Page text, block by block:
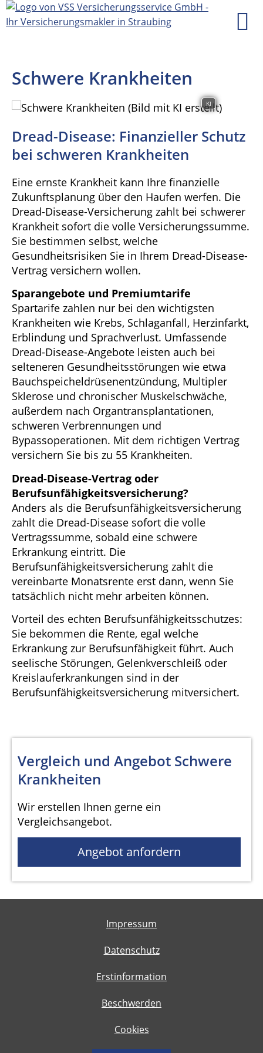
Schwere Krankheiten
KI
Dread-Disease: Finanzieller Schutz
bei schweren Krankheiten
Eine ernste Krankheit kann Ihre finanzielle
Zukunftsplanung über den Haufen werfen. Die
Dread-Disease-Versicherung zahlt bei schwerer
Krankheit sofort die volle Versicherungssumme.
Sie bestimmen selbst, welche
Gesundheitsrisiken Sie in Ihrem Dread-Disease-
Vertrag versichern wollen.
Sparangebote und Premiumtarife
Spartarife zahlen nur bei den wichtigsten
Krankheiten wie Krebs, Schlaganfall, Herzinfarkt,
Erblindung und Sprachverlust. Umfassende
Dread-Disease-Angebote leisten auch bei
selteneren Gesundheitsstörungen wie etwa
Bauchspeicheldrüsenentzündung, Multipler
Sklerose und chronischer Muskelschwäche,
außerdem nach Organtransplantationen,
schweren Verbrennungen und
Bypassoperationen. Mit dem richtigen Vertrag
versichern Sie bis zu 55 Krankheiten.
Dread-Disease-Vertrag oder
Berufsunfähigkeitsversicherung?
Anders als die Berufsunfähigkeitsversicherung
zahlt die Dread-Disease sofort die volle
Vertragssumme, sobald eine schwere
Erkrankung eintritt. Die
Berufsunfähigkeitsversicherung zahlt die
vereinbarte Monatsrente erst dann, wenn Sie
tatsächlich nicht mehr arbeiten können.
Vorteil des echten Berufsunfähigkeitsschutzes:
Sie bekommen die Rente, egal welche
Erkrankung zur Berufsunfähigkeit führt. Auch
seelische Störungen, Gelenkverschleiß oder
Kreislauferkrankungen sind in der
Berufsunfähigkeitsversicherung mitversichert.
Vergleich und Angebot Schwere
Krankheiten
Wir erstellen Ihnen gerne ein
Vergleichsangebot.
Angebot anfordern
Impressum
Datenschutz
Erstinformation
Beschwerden
Cookies